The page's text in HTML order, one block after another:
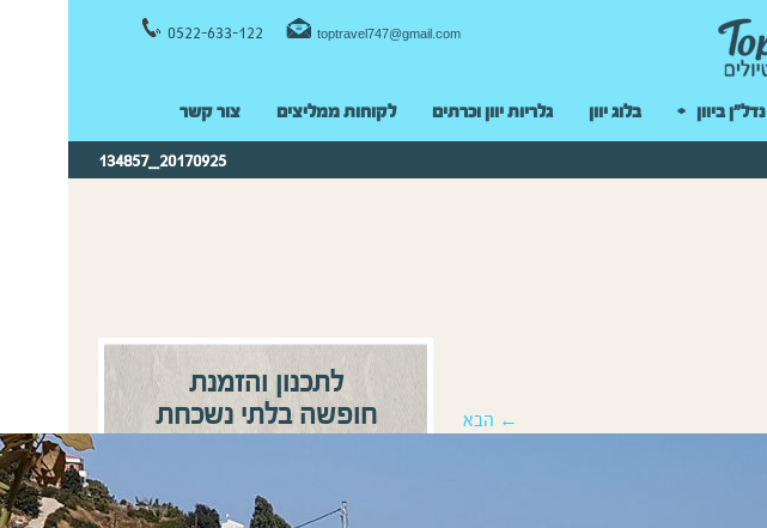
0522-633-122 toptravel747@gmail.com
נדל"ן ביוון בלוג יוון גלריות יוון וכרתים לקוחות ממליצים צור קשר
20170925_134857
לתכנון והזמנת
חופשה בלתי נשכחת
בהקדם!
שם מלא
← הבא